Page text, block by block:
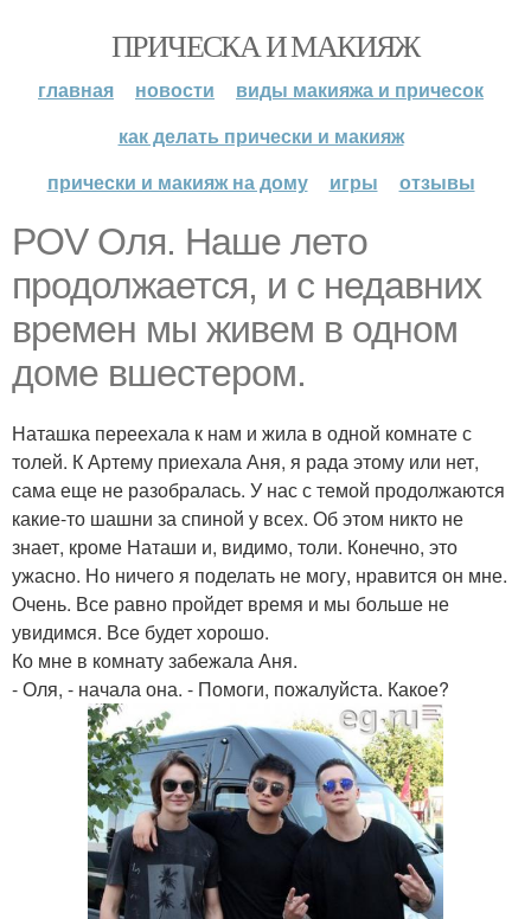
ПРИЧЕСКА И МАКИЯЖ
главная новости
виды макияжа и причесок
как делать прически и макияж
прически и макияж на дому
игры отзывы
POV Оля. Наше лето
продолжается, и с недавних
времен мы живем в одном
доме вшестером.
Наташка переехала к нам и жила в одной комнате с
толей. К Артему приехала Аня, я рада этому или нет,
сама еще не разобралась. У нас с темой продолжаются
какие-то шашни за спиной у всех. Об этом никто не
знает, кроме Наташи и, видимо, толи. Конечно, это
ужасно. Но ничего я поделать не могу, нравится он мне.
Очень. Все равно пройдет время и мы больше не
увидимся. Все будет хорошо.
Ко мне в комнату забежала Аня.
- Оля, - начала она. - Помоги, пожалуйста. Какое?